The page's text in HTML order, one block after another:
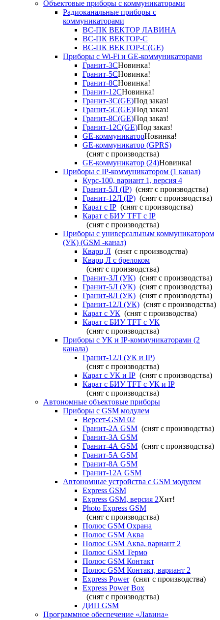
Объектовые приборы с коммуникаторами
Радиоканальные приборы с
коммуникаторами
ВС-ПК ВЕКТОР ЛАВИНА
ВС-ПК ВЕКТОР-С
ВС-ПК ВЕКТОР-С(GE)
Приборы с Wi-Fi и GE-коммуникаторами
Гранит-3СНовинка!
Гранит-5СНовинка!
Гранит-8СНовинка!
Гранит-12СНовинка!
Гранит-3С(GE)Под заказ!
Гранит-5С(GE)Под заказ!
Гранит-8С(GE)Под заказ!
Гранит-12С(GE)Под заказ!
GE-коммуникаторНовинка!
GE-коммуникатор (GPRS)
(снят с производства)
GE-коммуникатор (24)Новинка!
Приборы с IP-коммуникатором (1 канал)
Курс-100, вариант 1, версия 4
Гранит-5Л (IP) (снят с производства)
Гранит-12Л (IP) (снят с производства)
Карат с IP (снят с производства)
Карат с БИУ TFT с IP
(снят с производства)
Приборы с универсальным коммуникатором
(УК) (GSM -канал)
Кварц Л (снят с производства)
Кварц Л с брелоком
(снят с производства)
Гранит-3Л (УК) (снят с производства)
Гранит-5Л (УК) (снят с производства)
Гранит-8Л (УК) (снят с производства)
Гранит-12Л (УК) (снят с производства)
Карат с УК (снят с производства)
Карат с БИУ TFT с УК
(снят с производства)
Приборы с УК и IP-коммуникаторами (2
канала)
Гранит-12Л (УК и IP)
(снят с производства)
Карат с УК и IP (снят с производства)
Карат с БИУ TFT с УК и IP
(снят с производства)
Автономные объектовые приборы
Приборы с GSM модулем
Версет-GSM 02
Гранит-2А GSM (снят с производства)
Гранит-3А GSM
Гранит-4А GSM (снят с производства)
Гранит-5А GSM
Гранит-8А GSM
Гранит-12А GSM
Автономные устройства с GSM модулем
Express GSM
Express GSM, версия 2Хит!
Photo Express GSM
(снят с производства)
Полюс GSM Охрана
Полюс GSM Аква
Полюс GSM Аква, вариант 2
Полюс GSM Термо
Полюс GSM Контакт
Полюс GSM Контакт, вариант 2
Express Power(снят с производства)
Express Power Box
(снят с производства)
ДИП GSM
Программное обеспечение «Лавина»